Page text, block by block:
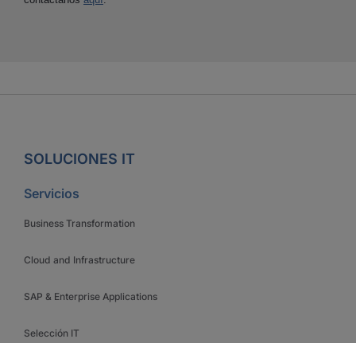
SOLUCIONES IT
Servicios
Business Transformation
Cloud and Infrastructure
SAP & Enterprise Applications
Selección IT